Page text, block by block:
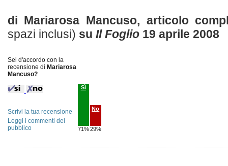
di Mariarosa Mancuso, articolo
spazi inclusi) su Il Foglio19 aprile 2008
Sei d'accordo con la
recensione di Mariarosa
Mancuso?
Sì
71%
No
29%
Scrivi la tua recensione
Leggi i commenti del
pubblico